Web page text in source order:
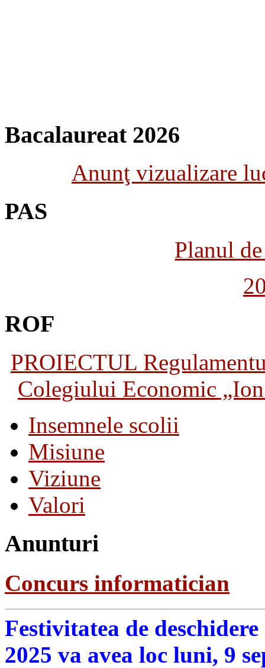
Bacalaureat 2026
Anunţ vizualizare
PAS
Planul
ROF
PROIECTUL
Colegiului Economic
Insemnele scolii
Misiune
Viziune
Valori
Anunturi
Concurs informatician
Festivitatea de
2025 va avea loc luni, 9